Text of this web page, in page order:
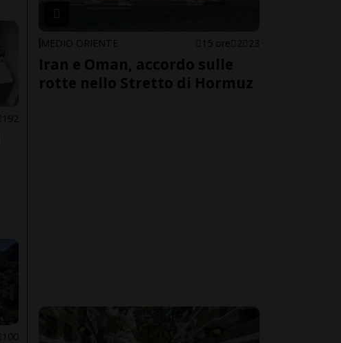
192
100
MEDIO ORIENTE 15 ore 2 23
Iran e Oman, accordo sulle
rotte nello Stretto di Hormuz